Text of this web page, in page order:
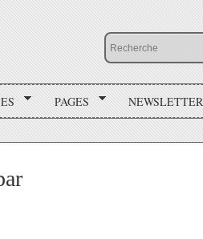
PAGES NEWSLETTER